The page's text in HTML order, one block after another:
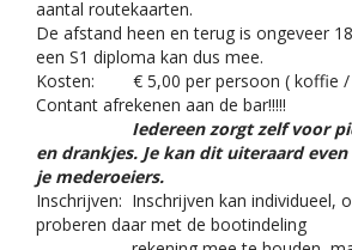
aantal routekaarten.
De afstand heen en terug is ongeveer
een S1 diploma kan dus mee.
Kosten: € 5,00 per persoon ( koffie /
Contant afrekenen aan de bar!!!!!
Iedereen zorgt zelf voor
en drankjes. Je kan dit uiteraard
je mederoeiers.
Inschrijven: Inschrijven kan individueel,
proberen daar met de bootindeling